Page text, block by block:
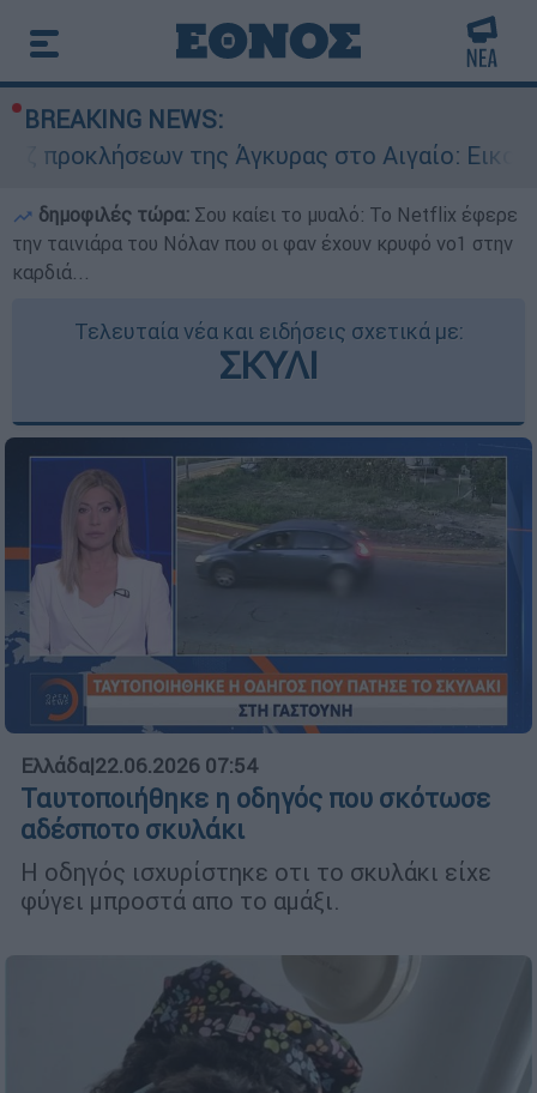
BREAKING NEWS:
της Άγκυρας στο Αιγαίο: Εικονική
δημοφιλές τώρα: Σου καίει το μυαλό: Το Netflix έφερε
την ταινιάρα του Νόλαν που οι φαν έχουν κρυφό νο1 στην
καρδιά...
Τελευταία νέα και ειδήσεις σχετικά με:
ΣΚΥΛΙ
Ελλάδα|22.06.2026 07:54
Ταυτοποιήθηκε η οδηγός που σκότωσε
αδέσποτο σκυλάκι
Η οδηγός ισχυρίστηκε οτι το σκυλάκι είχε
φύγει μπροστά απο το αμάξι.